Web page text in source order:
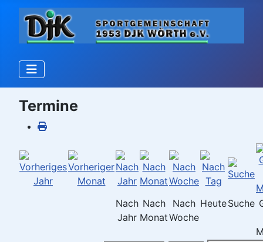
Termine
Nach
Jahr
Nach
Monat
Nach
Woche
HeuteSuche